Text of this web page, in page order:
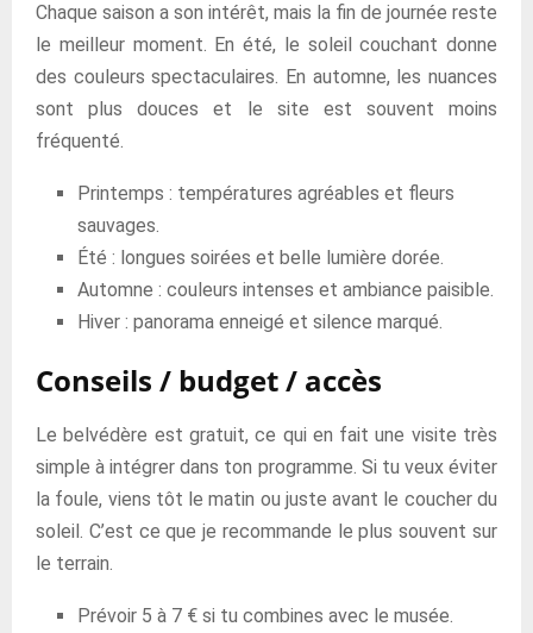
Chaque saison a son intérêt, mais la fin de journée reste
le meilleur moment. En été, le soleil couchant donne
des couleurs spectaculaires. En automne, les nuances
sont plus douces et le site est souvent moins
fréquenté.
Printemps : températures agréables et fleurs
sauvages.
Été : longues soirées et belle lumière dorée.
Automne : couleurs intenses et ambiance paisible.
Hiver : panorama enneigé et silence marqué.
Conseils / budget / accès
Le belvédère est gratuit, ce qui en fait une visite très
simple à intégrer dans ton programme. Si tu veux éviter
la foule, viens tôt le matin ou juste avant le coucher du
soleil. C’est ce que je recommande le plus souvent sur
le terrain.
Prévoir 5 à 7 € si tu combines avec le musée.